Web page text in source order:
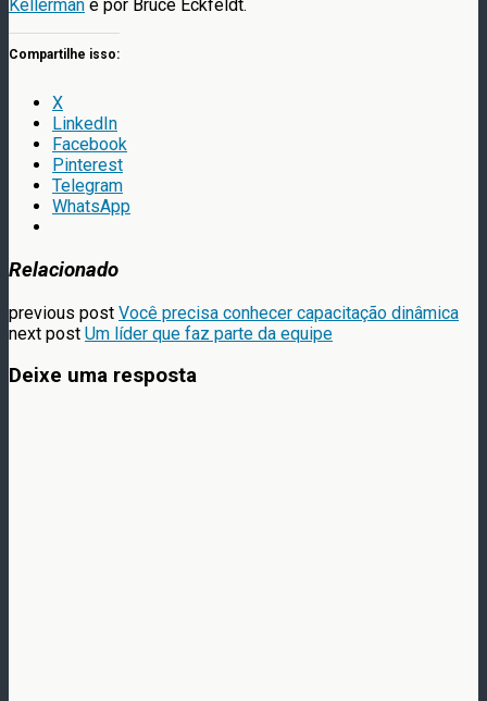
Kellerman e por Bruce Eckfeldt.
Compartilhe isso:
X
LinkedIn
Facebook
Pinterest
Telegram
WhatsApp
Relacionado
previous post Você precisa conhecer capacitação dinâmica
next post Um líder que faz parte da equipe
Deixe uma resposta